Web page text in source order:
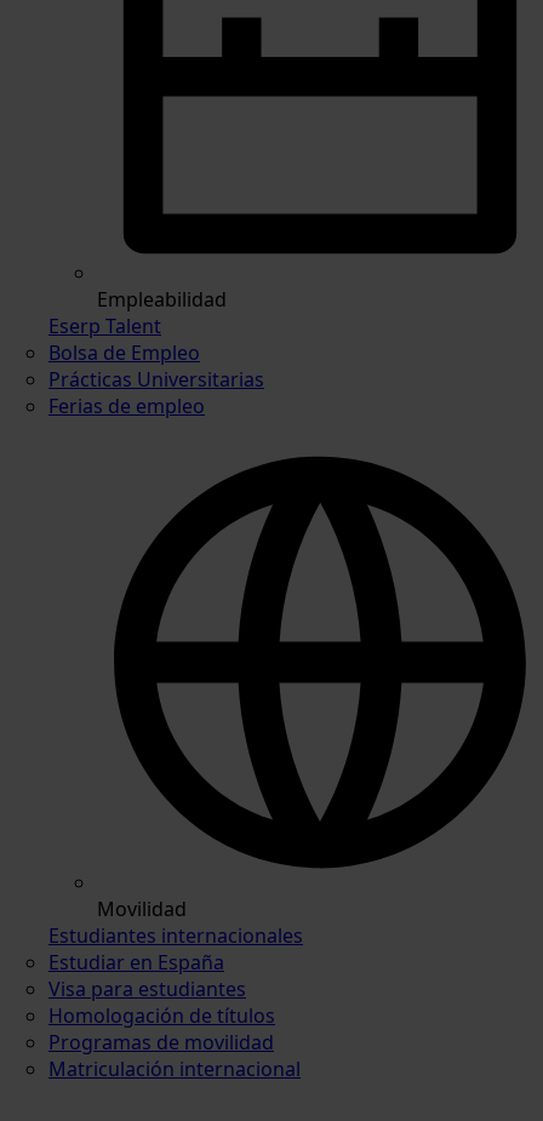
Empleabilidad
Eserp Talent
Bolsa de Empleo
Prácticas Universitarias
Ferias de empleo
Movilidad
Estudiantes internacionales
Estudiar en España
Visa para estudiantes
Homologación de títulos
Programas de movilidad
Matriculación internacional